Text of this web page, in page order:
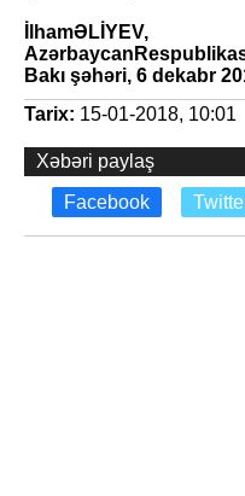
lhamƏ L YEV,
Azərbaycan
Bakı şəhəri, 6 dekabr
Tarix: 15-01-2018, 10:01
Xəbəri paylaş
Facebook